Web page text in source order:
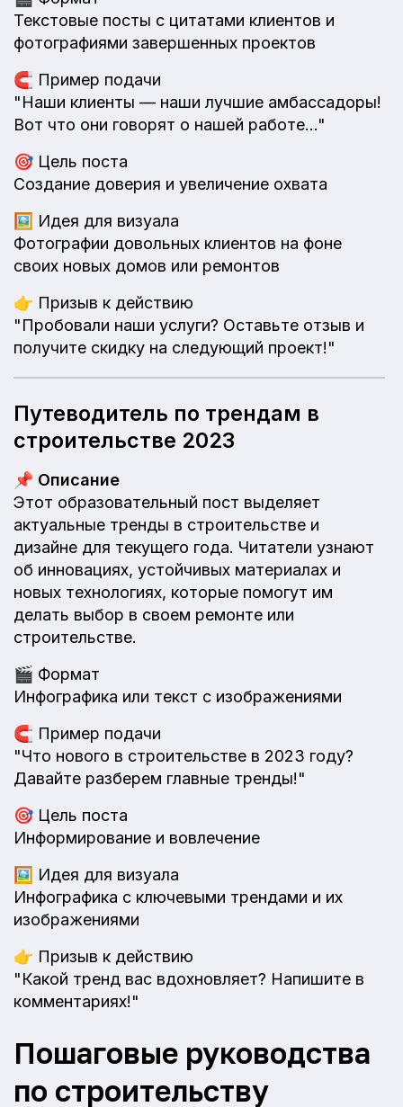
Текстовые посты с цитатами клиентов и
фотографиями завершенных проектов
🧲 Пример подачи
"Наши клиенты — наши лучшие амбассадоры!
Вот что они говорят о нашей работе..."
🎯 Цель поста
Создание доверия и увеличение охвата
🖼️ Идея для визуала
Фотографии довольных клиентов на фоне
своих новых домов или ремонтов
👉 Призыв к действию
"Пробовали наши услуги? Оставьте отзыв и
получите скидку на следующий проект!"
Путеводитель по трендам в
строительстве 2023
📌 Описание
Этот образовательный пост выделяет
актуальные тренды в строительстве и
дизайне для текущего года. Читатели узнают
об инновациях, устойчивых материалах и
новых технологиях, которые помогут им
делать выбор в своем ремонте или
строительстве.
🎬 Формат
Инфографика или текст с изображениями
🧲 Пример подачи
"Что нового в строительстве в 2023 году?
Давайте разберем главные тренды!"
🎯 Цель поста
Информирование и вовлечение
🖼️ Идея для визуала
Инфографика с ключевыми трендами и их
изображениями
👉 Призыв к действию
"Какой тренд вас вдохновляет? Напишите в
комментариях!"
Пошаговые руководства
по строительству